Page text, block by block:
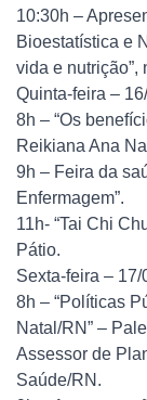
10:30h –
Bioestatística e
vida e nutrição”,
Quinta-feira –
8h – “Os
Reikiana Ana
9h – Feira da
Enfermagem”.
11h- “Tai Chi
Pátio.
Sexta-feira – 17/
8h – “Políticas
Natal/RN” –
Assessor de
Saúde/RN.